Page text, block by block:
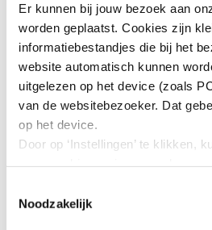
Er kunnen bij jouw bezoek aan
worden geplaatst. Cookies zijn
informatiebestandjes die bij het
website automatisch kunnen
uitgelezen op het device (zoals
van de websitebezoeker. Dat
op het device.
Door op ‘Instellingen’ te klikken,
alle cookies zoals omschreven in
in deze cookiebanner. Door op
Noodzakelijk
ondernemen | juni
Podcastaflevering
dialoog | 29-04-
Betekenisvolle
stakeholders | 29-
Soms zijn oplossingen
management van de Indiase
arbeiders voor te lichten over
is het complexer – bij seksueel